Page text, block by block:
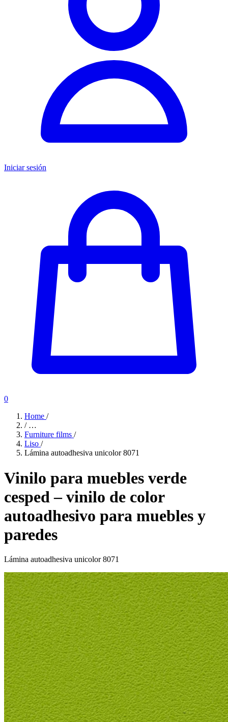
Iniciar sesión
0
Home /
/ …
Furniture films /
Liso /
Lámina autoadhesiva unicolor 8071
Vinilo para muebles verde
cesped – vinilo de color
autoadhesivo para muebles y
paredes
Lámina autoadhesiva unicolor 8071